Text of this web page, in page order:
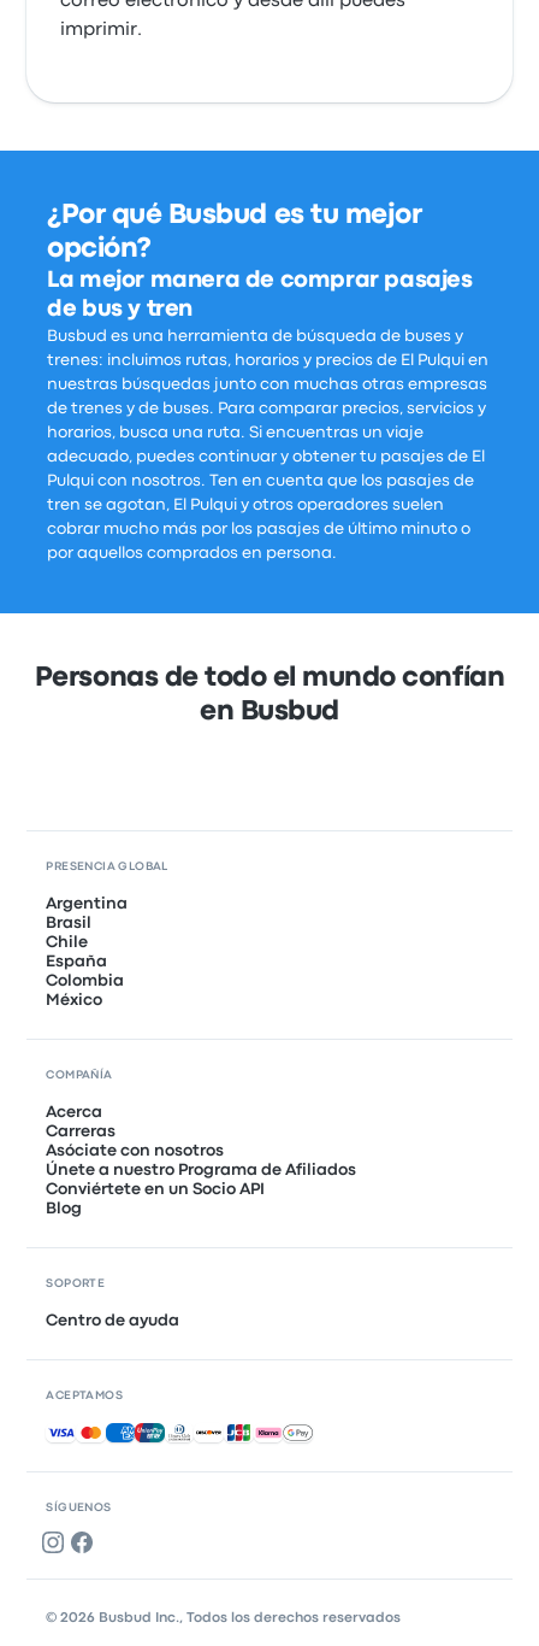
¿Por qué Busbud es tu mejor
opción?
La mejor manera de comprar pasajes
de bus y tren
Busbud es una herramienta de búsqueda de buses y
trenes: incluimos rutas, horarios y precios de El Pulqui en
nuestras búsquedas junto con muchas otras empresas
de trenes y de buses. Para comparar precios, servicios y
horarios, busca una ruta. Si encuentras un viaje
adecuado, puedes continuar y obtener tu pasajes de El
Pulqui con nosotros. Ten en cuenta que los pasajes de
tren se agotan, El Pulqui y otros operadores suelen
cobrar mucho más por los pasajes de último minuto o
por aquellos comprados en persona.
Personas de todo el mundo confían
en Busbud
SÍGUENOS
PRESENCIA GLOBAL
Argentina
Brasil
Chile
España
Colombia
México
COMPAÑÍA
Acerca
Carreras
Asóciate con nosotros
Únete a nuestro Programa de Afiliados
Conviértete en un Socio API
Blog
SOPORTE
Centro de ayuda
ACEPTAMOS
Pagos aceptados
© 2026 Busbud Inc., Todos los derechos reservados